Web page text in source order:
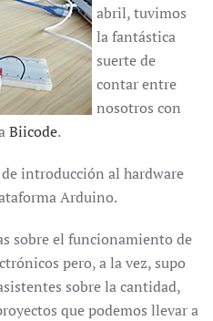
abril, tuvimos
la fantástica
suerte de
contar entre
nosotros con
Biicode.
introducción al hardware
Arduino.
sobre el funcionamiento de
pero, a la vez, supo
sobre la cantidad,
que podemos llevar a